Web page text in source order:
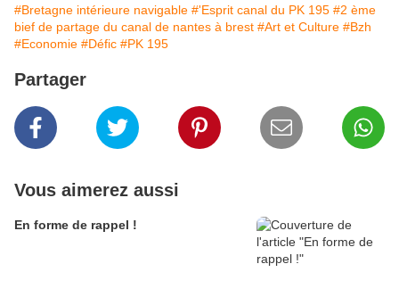
#Bretagne intérieure navigable #'Esprit canal du PK 195 #2 ème
bief de partage du canal de nantes à brest #Art et Culture #Bzh
#Economie #Défic #PK 195
Partager
Vous aimerez aussi
En forme de rappel !